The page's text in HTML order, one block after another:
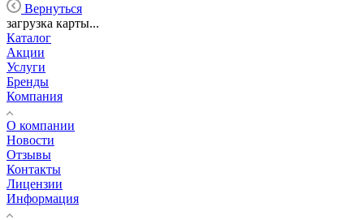
Вернуться
загрузка карты...
Каталог
Акции
Услуги
Бренды
Компания
О компании
Новости
Отзывы
Контакты
Лицензии
Информация